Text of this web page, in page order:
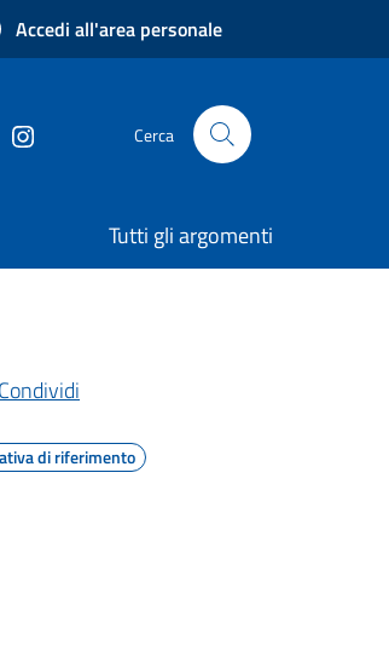
Accedi all'area personale
Cerca
Tutti gli argomenti
Condividi
di riferimento